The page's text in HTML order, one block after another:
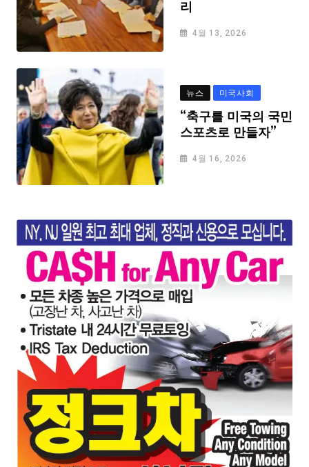
리
4월 13, 2026
뉴스 미국사회
“축구를 미국의 국민
스포츠로 만들자”
4월 16, 2026